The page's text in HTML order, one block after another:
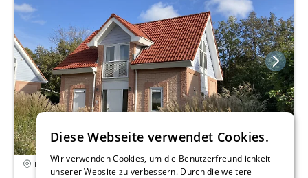
Ferienhaus
Diese Webseite verwendet Cookies.
Wir verwenden Cookies, um die Benutzerfreundlichkeit
unserer Website zu verbessern. Durch die weitere